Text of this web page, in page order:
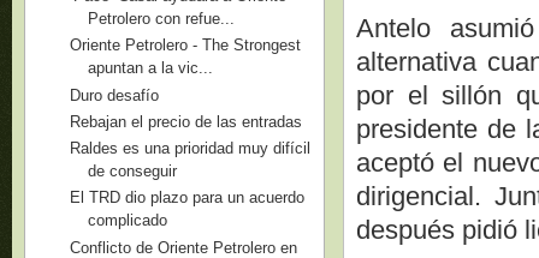
Antelo
alternativa
por el sillón
presidente de
aceptó el
dirigencial.
después pidió
Petrolero con refue...
Oriente Petrolero - The Strongest
apuntan a la vic...
Duro desafío
Rebajan el precio de las entradas
Raldes es una prioridad muy difícil
de conseguir
El TRD dio plazo para un acuerdo
complicado
Conflicto de Oriente Petrolero en